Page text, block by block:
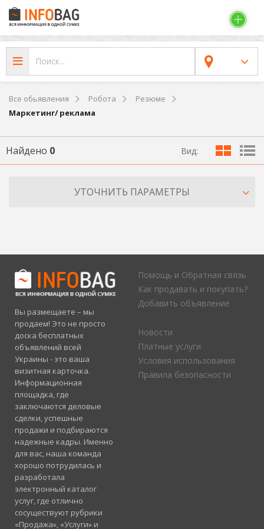
Все обьявления Робота
Резюме
Маркетинг/ реклама
Найдено 0 Вид:
УТОЧНИТЬ ПАРАМЕТРЫ
Вы размещаете – мы
продаем! Это не просто
доска бесплатных
объявлений всей
Украины - это ваша
визитная карточка.
Информационная
площадка, где
заключаются деловые
сделки, успешные
продажи и подбираются
надежные кадры. Именно
для вас, наша команда
хорошо потрудилась и
разработала
электронный каталог
услуг, где отлично
сосуществуют рубрики
«Продажа», «Услуги» и
Помощь и Обратная связь
Как продавать и покупать?
Добавить объявление
Новости
Платные услуги
Условия использования
Правила безопасности